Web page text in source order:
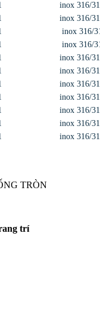
inox 316/
inox 316/
inox 316/
inox 316/
inox 316/
inox 316/
inox 316/
inox 316/
inox 316/
inox 316/
inox 316/
TRÒN
trí